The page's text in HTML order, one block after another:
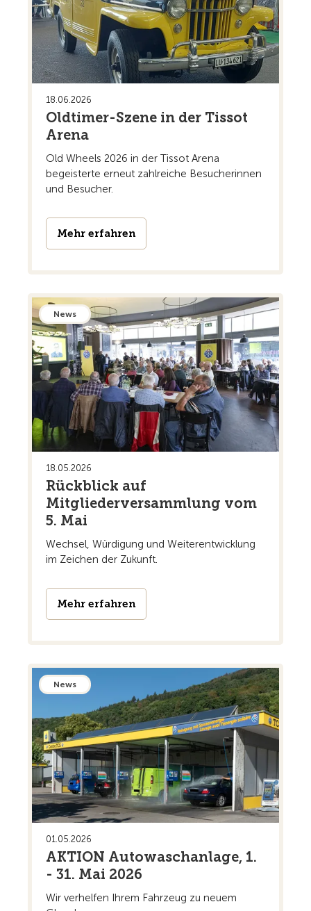
18.06.2026
Oldtimer-Szene in der Tissot
Arena
Old Wheels 2026 in der Tissot Arena
begeisterte erneut zahlreiche Besucherinnen
und Besucher.
Mehr erfahren
News
18.05.2026
Rückblick auf
Mitgliederversammlung vom
5. Mai
Wechsel, Würdigung und Weiterentwicklung
im Zeichen der Zukunft.
Mehr erfahren
News
01.05.2026
AKTION Autowaschanlage, 1.
- 31. Mai 2026
Wir verhelfen Ihrem Fahrzeug zu neuem